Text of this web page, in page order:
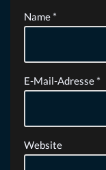
Name *
E-Mail-Adresse *
Website